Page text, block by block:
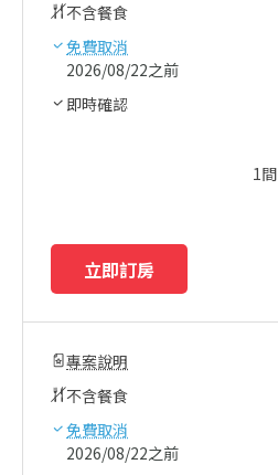
不含餐食
免費取消
2026/08/22之前
即時確認
1
立即訂房
專案說明
不含餐食
免費取消
2026/08/22之前